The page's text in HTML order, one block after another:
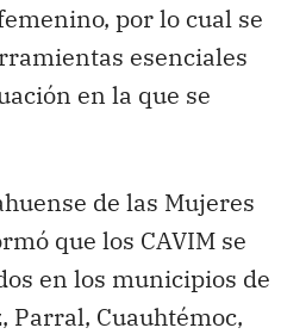
por lo cual se
esenciales
en la que se
de las Mujeres
que los CAVIM se
en los municipios de
Parral, Cuauhtémoc,